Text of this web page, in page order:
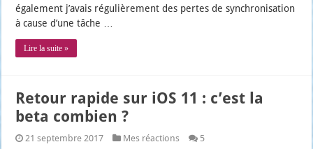
éga­le­ment j’a­vais régu­liè­re­ment des pertes de syn­chro­ni­sa­tion
à cause d’une tâche …
Lire la suite »
Retour rapide sur iOS 11 : c’est la
beta combien ?
21 septembre 2017 Mes réactions 5